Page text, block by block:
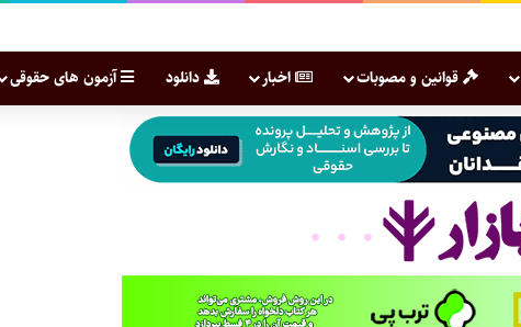
قوانین و مصوبات اخبار دانلود آزمون های حقوقی